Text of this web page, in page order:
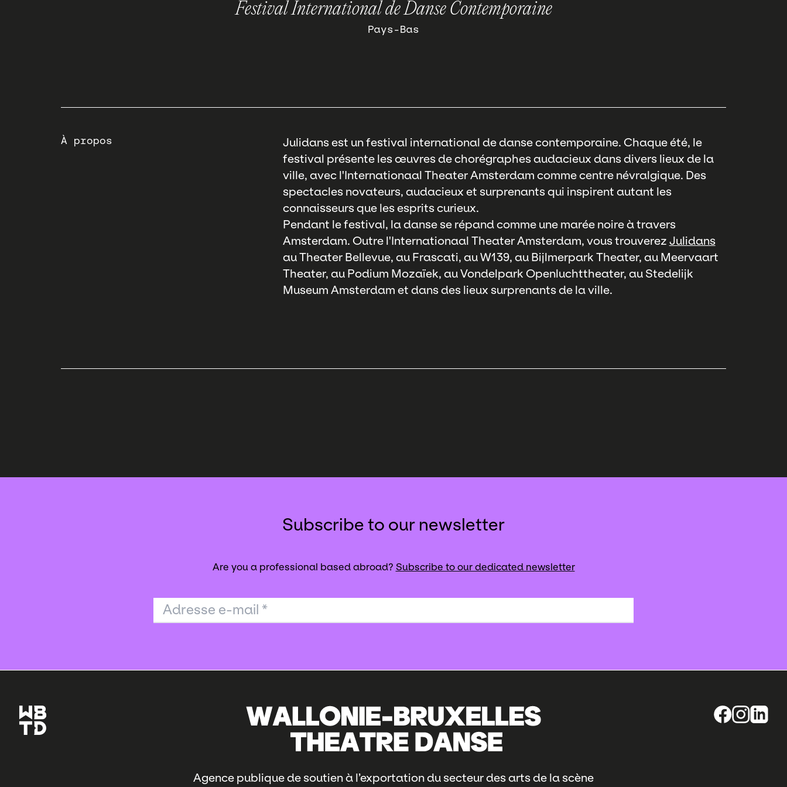
Festival International de Danse Contemporaine
Pays-Bas
À propos
Julidans est un festival international de danse contemporaine. Chaque été, le
festival présente les œuvres de chorégraphes audacieux dans divers lieux de la
ville, avec l'Internationaal Theater Amsterdam comme centre névralgique. Des
spectacles novateurs, audacieux et surprenants qui inspirent autant les
connaisseurs que les esprits curieux.
Pendant le festival, la danse se répand comme une marée noire à travers
Amsterdam. Outre l'Internationaal Theater Amsterdam, vous trouverez Julidans
au Theater Bellevue, au Frascati, au W139, au Bijlmerpark Theater, au Meervaart
Theater, au Podium Mozaïek, au Vondelpark Openluchttheater, au Stedelijk
Museum Amsterdam et dans des lieux surprenants de la ville.
Subscribe to our newsletter
Are you a professional based abroad? Subscribe to our dedicated newsletter
Adresse e-mail *
Agence publique de soutien à l’exportation du secteur des arts de la scène